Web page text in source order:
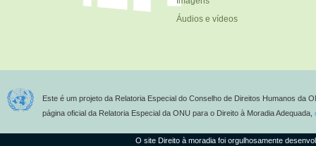
Áudios e vídeos
Este é um projeto da Relatoria Especial do Conselho de Direitos Humanos da
página oficial da Relatoria Especial da ONU para o Direito à Moradia Adequada,
O site Direito à moradia foi orgulhosamente